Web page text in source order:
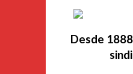
Desde